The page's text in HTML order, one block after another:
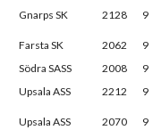
Gnarps SK 2128 9
Farsta SK 2062 9
Södra SASS 2008 9
Upsala ASS 2212 9
Upsala ASS 2070 9